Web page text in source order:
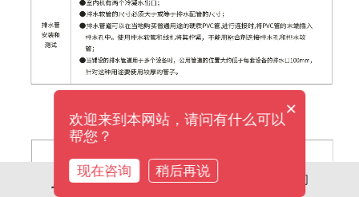
人才招聘 在线咨询